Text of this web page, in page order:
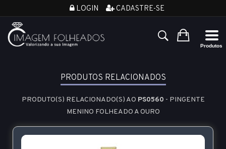
LOGIN CADASTRE-SE
PRODUTOS RELACIONADOS
PRODUTO(S) RELACIONADO(S) AO PS0560 - PINGENTE
MENINO FOLHEADO A OURO